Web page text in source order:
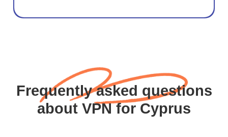
Frequently asked questions
about VPN for Cyprus